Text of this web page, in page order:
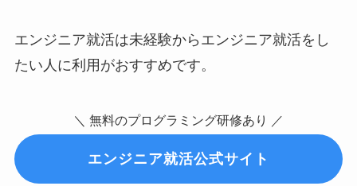
エンジニア就活は未経験からエンジニア就活をし
たい人に利用がおすすめです。
＼ 無料のプログラミング研修あり ／
エンジニア就活公式サイト